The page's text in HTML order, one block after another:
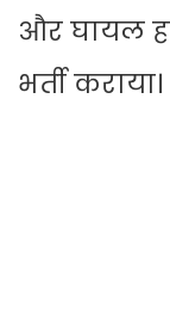
और घायल
भर्ती कराया।